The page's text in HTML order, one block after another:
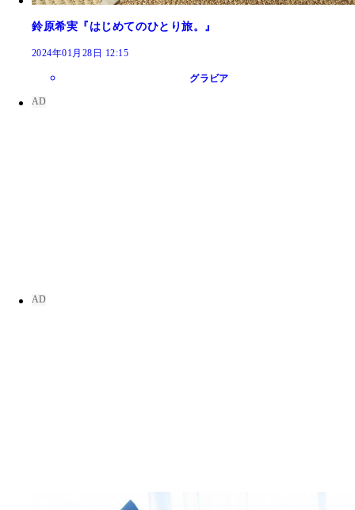
鈴原希実『はじめてのひとり旅。』
2024年01月28日 12:15
グラビア